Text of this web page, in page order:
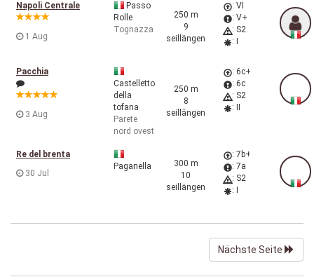
Napoli Centrale
1 Aug
Passo
Rolle
Tognazza
250 m
9
seillängen
: VI
: V+
: S2
: I
Pacchia
3 Aug
Castelletto
della
tofana
Parete
nord ovest
250 m
8
seillängen
: 6c+
: 6c
: S2
: II
Re del brenta
30 Jul
Paganella
300 m
10
seillängen
: 7b+
: 7a
: S2
: I
Nächste Seite